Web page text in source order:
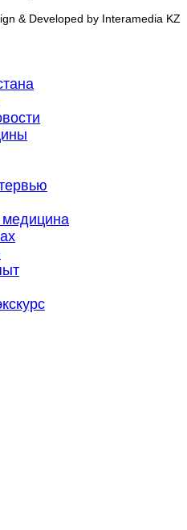
& Developed by Interamedia KZ
медицина